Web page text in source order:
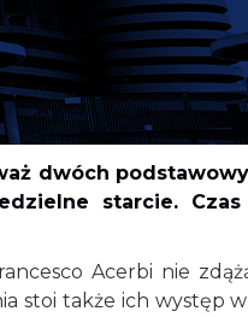
dwóch
starcie.
Acerbi nie
stoi także ich występ